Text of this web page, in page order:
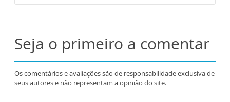
Seja o primeiro a comentar
Os comentários e avaliações são de responsabilidade exclusiva de
seus autores e não representam a opinião do site.